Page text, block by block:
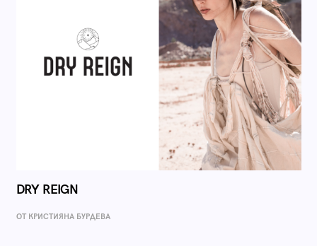
DRY REIGN
ОТ КРИСТИЯНА БУРДЕВА